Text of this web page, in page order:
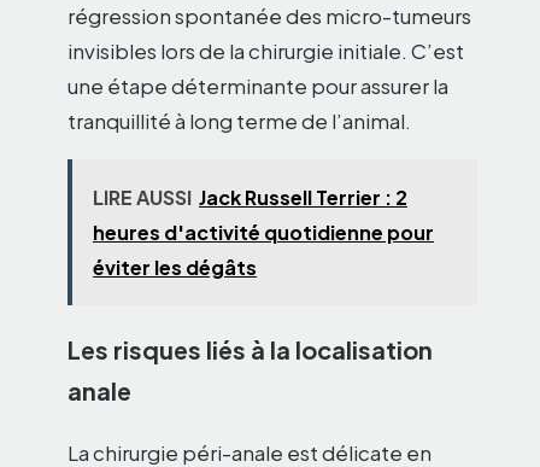
régression spontanée des micro-tumeurs
invisibles lors de la chirurgie initiale. C’est
une étape déterminante pour assurer la
tranquillité à long terme de l’animal.
LIRE AUSSI Jack Russell Terrier : 2
heures d'activité quotidienne pour
éviter les dégâts
Les risques liés à la localisation
anale
La chirurgie péri-anale est délicate en